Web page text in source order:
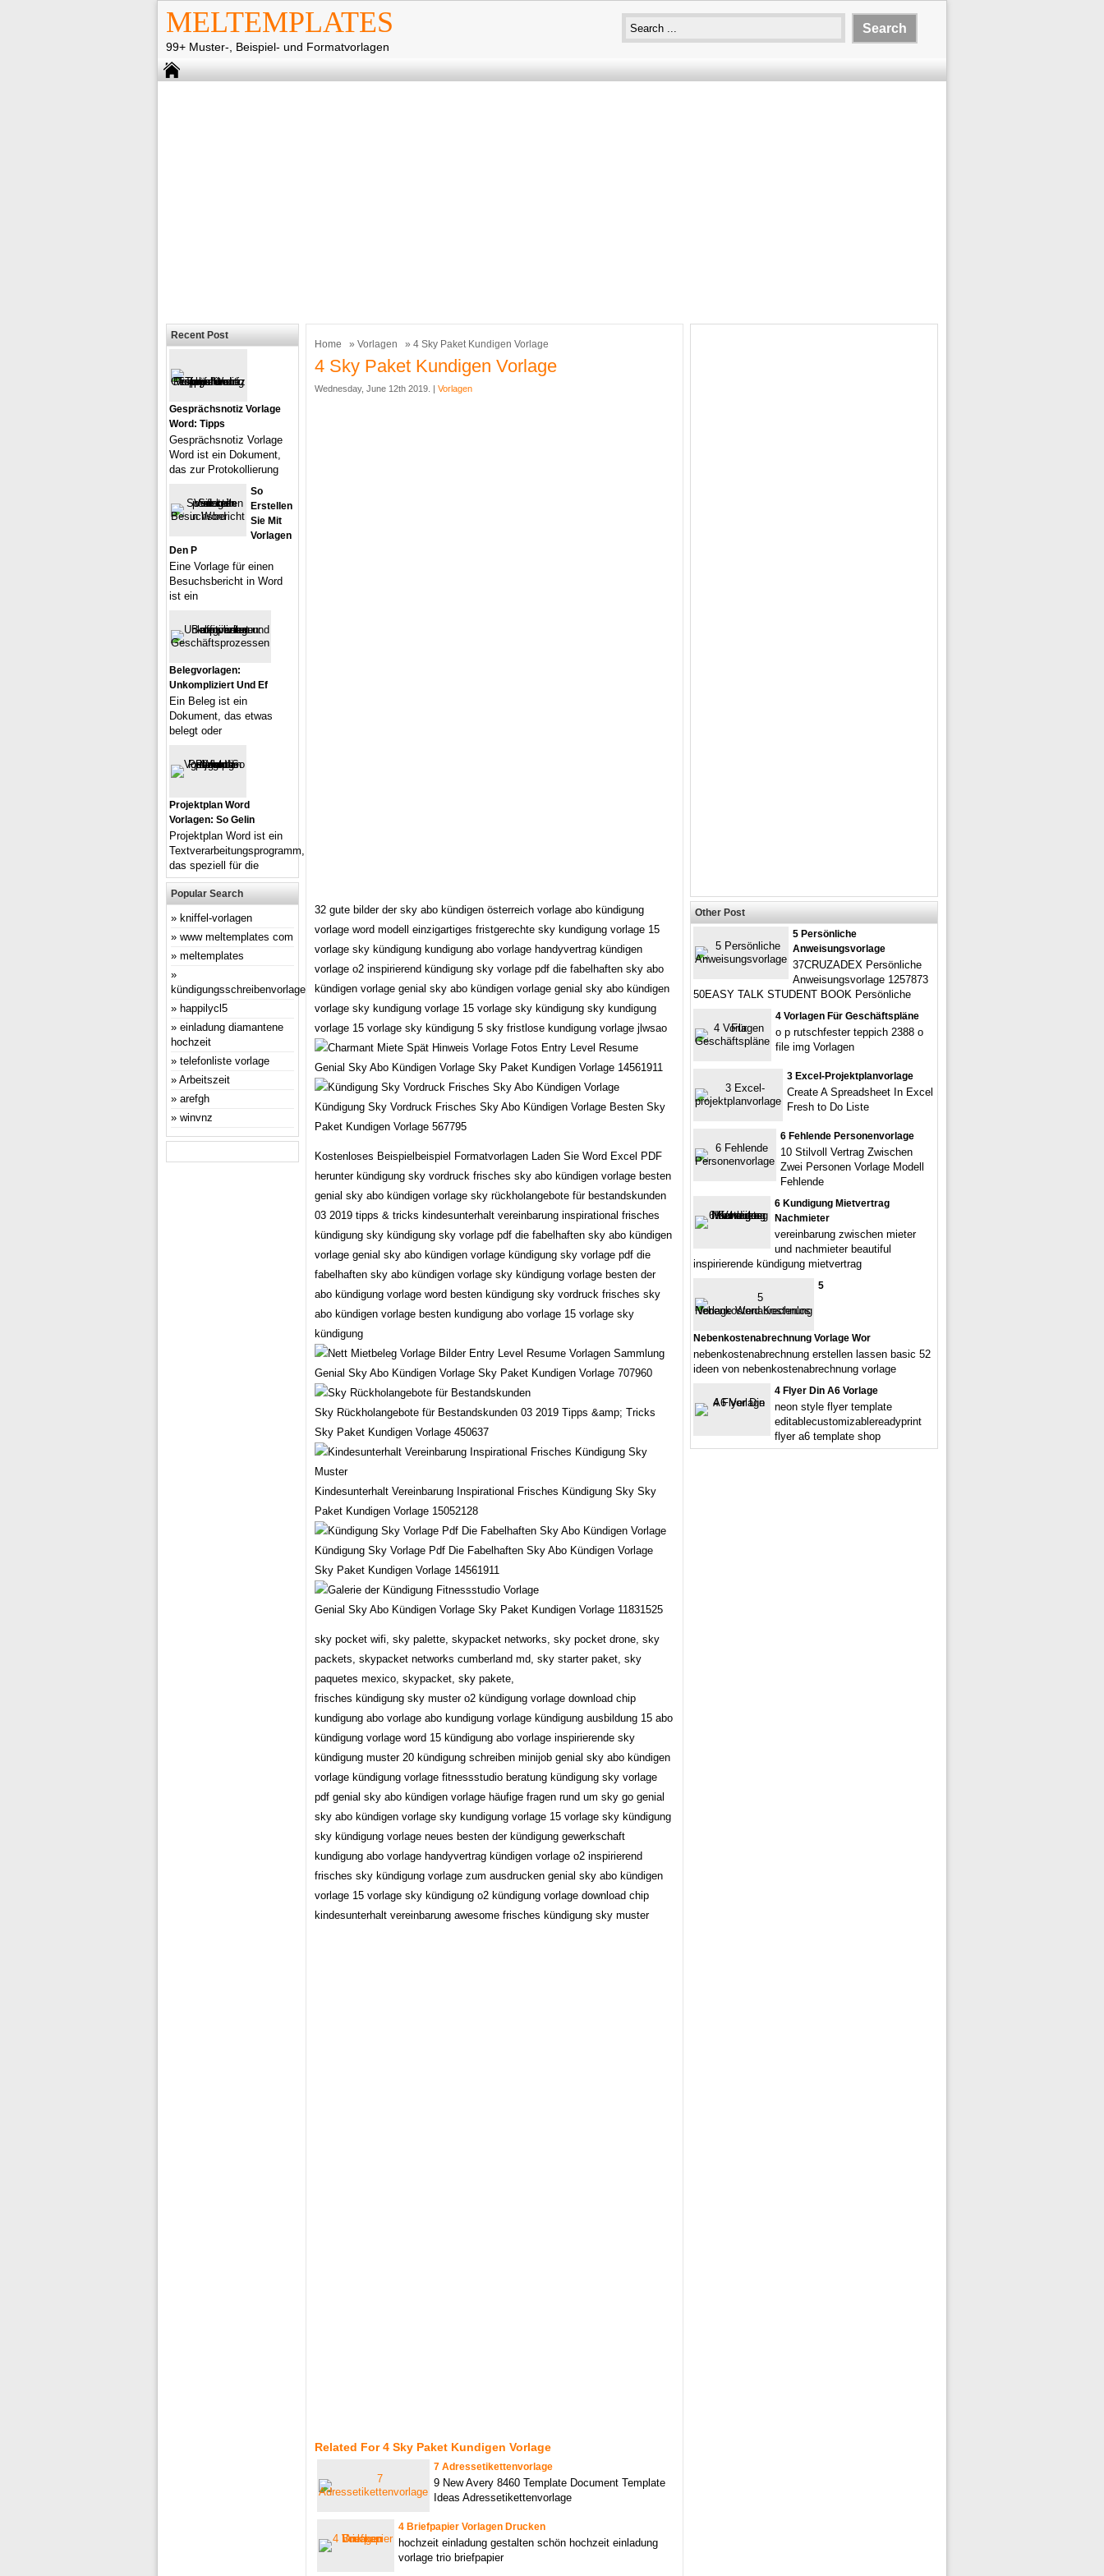
MELTEMPLATES
99+ Muster-, Beispiel- und Formatvorlagen
Home » Vorlagen » 4 Sky Paket Kundigen Vorlage
4 Sky Paket Kundigen Vorlage
Wednesday, June 12th 2019. | Vorlagen
32 gute bilder der sky abo kündigen österreich vorlage abo kündigung
vorlage word modell einzigartiges fristgerechte sky kundigung vorlage 15
vorlage sky kündigung kundigung abo vorlage handyvertrag kündigen
vorlage o2 inspirierend kündigung sky vorlage pdf die fabelhaften sky abo
kündigen vorlage genial sky abo kündigen vorlage genial sky abo kündigen
vorlage sky kundigung vorlage 15 vorlage sky kündigung sky kundigung
vorlage 15 vorlage sky kündigung 5 sky fristlose kundigung vorlage jlwsao
Genial Sky Abo Kündigen Vorlage Sky Paket Kundigen Vorlage 14561911
Kündigung Sky Vordruck Frisches Sky Abo Kündigen Vorlage Besten Sky
Paket Kundigen Vorlage 567795
Kostenloses Beispielbeispiel Formatvorlagen Laden Sie Word Excel PDF
herunter kündigung sky vordruck frisches sky abo kündigen vorlage besten
genial sky abo kündigen vorlage sky rückholangebote für bestandskunden
03 2019 tipps & tricks kindesunterhalt vereinbarung inspirational frisches
kündigung sky kündigung sky vorlage pdf die fabelhaften sky abo kündigen
vorlage genial sky abo kündigen vorlage kündigung sky vorlage pdf die
fabelhaften sky abo kündigen vorlage sky kündigung vorlage besten der
abo kündigung vorlage word besten kündigung sky vordruck frisches sky
abo kündigen vorlage besten kundigung abo vorlage 15 vorlage sky
kündigung
Genial Sky Abo Kündigen Vorlage Sky Paket Kundigen Vorlage 707960
Sky Rückholangebote für Bestandskunden 03 2019 Tipps &amp; Tricks
Sky Paket Kundigen Vorlage 450637
Kindesunterhalt Vereinbarung Inspirational Frisches Kündigung Sky Sky
Paket Kundigen Vorlage 15052128
Kündigung Sky Vorlage Pdf Die Fabelhaften Sky Abo Kündigen Vorlage
Sky Paket Kundigen Vorlage 14561911
Genial Sky Abo Kündigen Vorlage Sky Paket Kundigen Vorlage 11831525
sky pocket wifi, sky palette, skypacket networks, sky pocket drone, sky
packets, skypacket networks cumberland md, sky starter paket, sky
paquetes mexico, skypacket, sky pakete,
frisches kündigung sky muster o2 kündigung vorlage download chip
kundigung abo vorlage abo kundigung vorlage kündigung ausbildung 15 abo
kündigung vorlage word 15 kündigung abo vorlage inspirierende sky
kündigung muster 20 kündigung schreiben minijob genial sky abo kündigen
vorlage kündigung vorlage fitnessstudio beratung kündigung sky vorlage
pdf genial sky abo kündigen vorlage häufige fragen rund um sky go genial
sky abo kündigen vorlage sky kundigung vorlage 15 vorlage sky kündigung
sky kündigung vorlage neues besten der kündigung gewerkschaft
kundigung abo vorlage handyvertrag kündigen vorlage o2 inspirierend
frisches sky kündigung vorlage zum ausdrucken genial sky abo kündigen
vorlage 15 vorlage sky kündigung o2 kündigung vorlage download chip
kindesunterhalt vereinbarung awesome frisches kündigung sky muster
Related For 4 Sky Paket Kundigen Vorlage
7 Adressetikettenvorlage
9 New Avery 8460 Template Document Template
Ideas Adressetikettenvorlage
4 Briefpapier Vorlagen Drucken
hochzeit einladung gestalten schön hochzeit einladung
vorlage trio briefpapier
Recent Post
Gesprächsnotiz Vorlage
Word: Tipps
Gesprächsnotiz Vorlage
Word ist ein Dokument,
das zur Protokollierung
So
Erstellen
Sie Mit
Vorlagen
Den P
Eine Vorlage für einen
Besuchsbericht in Word
ist ein
Belegvorlagen:
Unkompliziert Und Ef
Ein Beleg ist ein
Dokument, das etwas
belegt oder
Projektplan Word
Vorlagen: So Gelin
Projektplan Word ist ein
Textverarbeitungsprogramm,
das speziell für die
Popular Search
kniffel-vorlagen
www meltemplates com
meltemplates
kündigungsschreibenvorlage
happilycl5
einladung diamantene
hochzeit
telefonliste vorlage
Arbeitszeit
arefgh
winvnz
Other Post
5 Persönliche
Anweisungsvorlage
37CRUZADEX Persönliche
Anweisungsvorlage 1257873
50EASY TALK STUDENT BOOK Persönliche
4 Vorlagen Für Geschäftspläne
o p rutschfester teppich 2388 o
file img Vorlagen
3 Excel-Projektplanvorlage
Create A Spreadsheet In Excel
Fresh to Do Liste
6 Fehlende Personenvorlage
10 Stilvoll Vertrag Zwischen
Zwei Personen Vorlage Modell
Fehlende
6 Kundigung Mietvertrag
Nachmieter
vereinbarung zwischen mieter
und nachmieter beautiful
inspirierende kündigung mietvertrag
5
Nebenkostenabrechnung Vorlage Wor
nebenkostenabrechnung erstellen lassen basic 52
ideen von nebenkostenabrechnung vorlage
4 Flyer Din A6 Vorlage
neon style flyer template
editablecustomizablereadyprint
flyer a6 template shop